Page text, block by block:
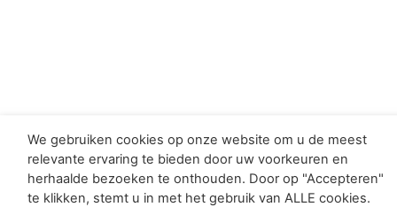
We gebruiken cookies op onze website om u de meest
relevante ervaring te bieden door uw voorkeuren en
herhaalde bezoeken te onthouden. Door op "Accepteren"
te klikken, stemt u in met het gebruik van ALLE cookies.